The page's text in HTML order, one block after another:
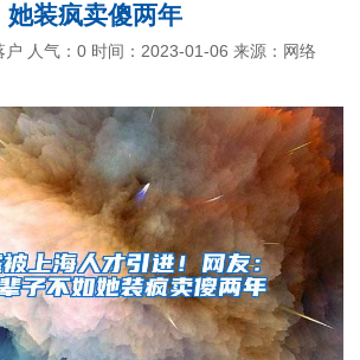
她装疯卖傻两年
户 人气： 0 时间：2023-01-06 来源：网络